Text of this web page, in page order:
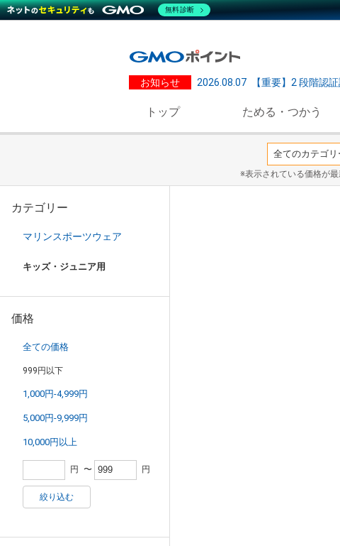
お知らせ 2026.08.07 【重要】2 段階認
トップ ためる・つかう
※表示されている価格が
カテゴリー
マリンスポーツウェア
キッズ・ジュニア用
価格
全ての価格
999円以下
1,000円-4,999円
5,000円-9,999円
10,000円以上
円 〜 円
絞り込む
無料診断